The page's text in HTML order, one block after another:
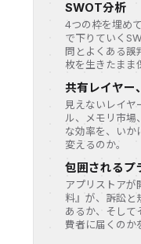
SWOT分析
4つの枠を埋め
で下りていく
問とよくある誤
枚を生きたまま
共有レイヤー
見えないレイヤ
ル、メモリ市場
な効率を、いか
変えるのか。
包囲されるプ
アプリストアが
料』が、訴訟と
あるか、そして
費者に届くのか